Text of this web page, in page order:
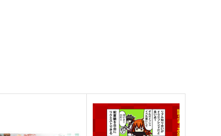
嗣子の渦の目の中で 後編
PERSONAL COLOR
1,100円 （税込）